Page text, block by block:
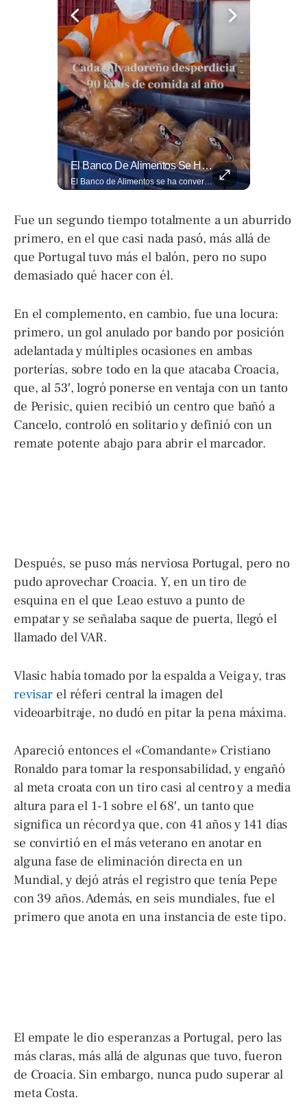
El Banco De Alimentos Se Ha Convertido En Un Puente De Supervivencia: Un Motor Humano Que Recupera Excedentes Comerciales Y Productos Con Fecha Corta De...
El Banco de Alimentos se ha convertido en un puente de supervivencia: un motor humano que recupera excedentes comerciales y productos con fecha corta de vencimiento para transformarlos en raciones de nutrición para miles de familias que luchan por asegurar un plato en la mesa. Entramos a su centro de acopio para mostrarte la minuciosa logística y el esfuerzo de los voluntarios que rescatan comida para aliviar el hambre de los más vulnerables. Lee más 👉 eldiariodehoy.com
Fue un segundo tiempo totalmente a un aburrido
primero, en el que casi nada pasó, más allá de
que Portugal tuvo más el balón, pero no supo
demasiado qué hacer con él.
En el complemento, en cambio, fue una locura:
primero, un gol anulado por bando por posición
adelantada y múltiples ocasiones en ambas
porterías, sobre todo en la que atacaba Croacia,
que, al 53′, logró ponerse en ventaja con un tanto
de Perisic, quien recibió un centro que bañó a
Cancelo, controló en solitario y definió con un
remate potente abajo para abrir el marcador.
Después, se puso más nerviosa Portugal, pero no
pudo aprovechar Croacia. Y, en un tiro de
esquina en el que Leao estuvo a punto de
empatar y se señalaba saque de puerta, llegó el
llamado del VAR.
Vlasic había tomado por la espalda a Veiga y, tras
revisar el réferi central la imagen del
videoarbitraje, no dudó en pitar la pena máxima.
Apareció entonces el «Comandante» Cristiano
Ronaldo para tomar la responsabilidad, y engañó
al meta croata con un tiro casi al centro y a media
altura para el 1-1 sobre el 68′, un tanto que
significa un récord ya que, con 41 años y 141 días
se convirtió en el más veterano en anotar en
alguna fase de eliminación directa en un
Mundial, y dejó atrás el registro que tenía Pepe
con 39 años. Además, en seis mundiales, fue el
primero que anota en una instancia de este tipo.
El empate le dio esperanzas a Portugal, pero las
más claras, más allá de algunas que tuvo, fueron
de Croacia. Sin embargo, nunca pudo superar al
meta Costa.